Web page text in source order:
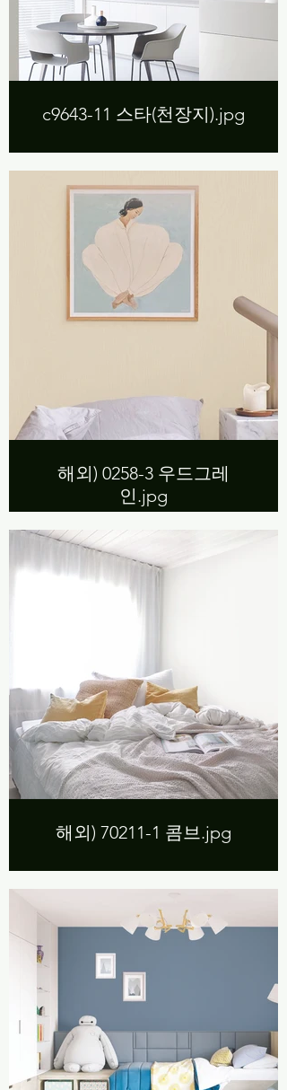
c9643-11 스타(천장지).jpg
해외) 0258-3 우드그레
인.jpg
해외) 70211-1 콤브.jpg